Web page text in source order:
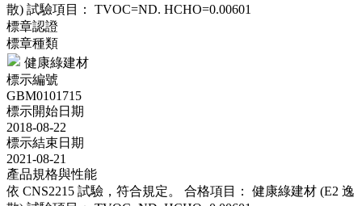
散) 試驗項目： TVOC=ND. HCHO=0.00601
標章認證
標章種類
健康綠建材
標示編號
GBM0101715
標示開始日期
2018-08-22
標示結束日期
2021-08-21
產品規格與性能
依 CNS2215 試驗，符合規定。 合格項目： 健康綠建材 (E2 逸